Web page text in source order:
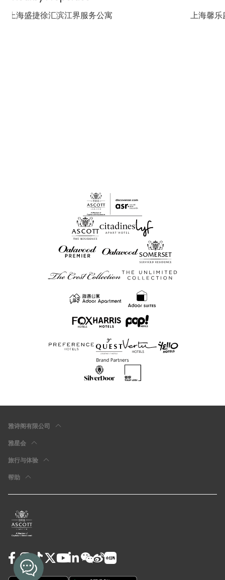
上海盛捷徐汇滨江界服务公寓 上海馨
雅诗阁有限公司
雅星会
旅行与体验
帮助